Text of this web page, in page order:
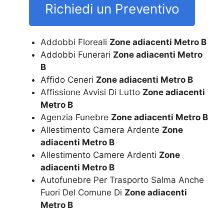
Richiedi un Preventivo
Addobbi Floreali Zone adiacenti Metro B
Addobbi Funerari Zone adiacenti Metro
B
Affido Ceneri Zone adiacenti Metro B
Affissione Avvisi Di Lutto Zone adiacenti
Metro B
Agenzia Funebre Zone adiacenti Metro B
Allestimento Camera Ardente Zone
adiacenti Metro B
Allestimento Camere Ardenti Zone
adiacenti Metro B
Autofunebre Per Trasporto Salma Anche
Fuori Del Comune Di Zone adiacenti
Metro B